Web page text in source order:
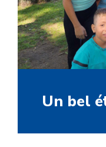
Un bel